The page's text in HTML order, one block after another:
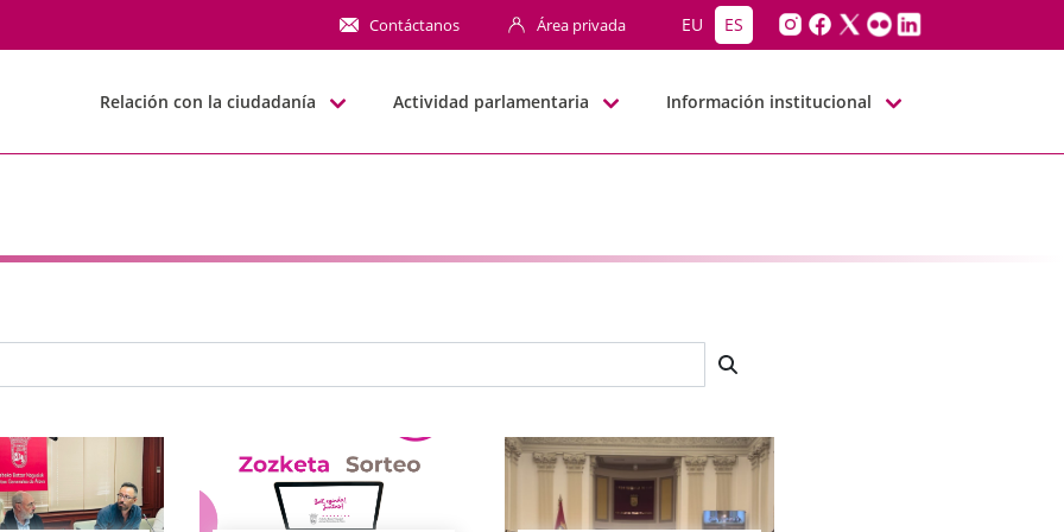
Contáctanos Área privada EU ES
Relación con la ciudadanía Actividad parlamentaria Información institucional
búsqueda